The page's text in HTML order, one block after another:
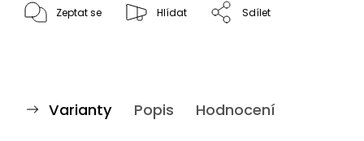
Zeptat se Hlídat Sdílet
Varianty Popis Hodnocení